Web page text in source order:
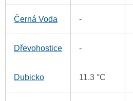
Černá Voda -
Dřevohostice -
Dubicko 11.3 °C